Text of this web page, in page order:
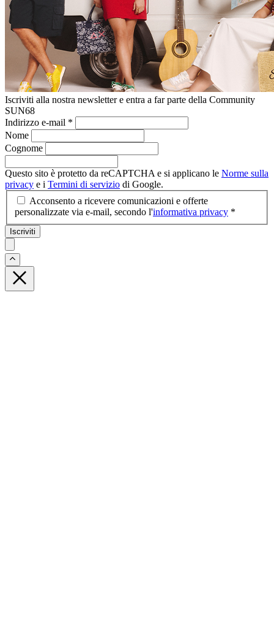
Iscriviti alla nostra newsletter e entra a far parte della Community
SUN68
Indirizzo e-mail *
Nome
Cognome
Questo sito è protetto da reCAPTCHA e si applicano le Norme sulla
privacy e i Termini di servizio di Google.
Acconsento a ricevere comunicazioni e offerte
personalizzate via e-mail, secondo l'informativa privacy *
Iscriviti